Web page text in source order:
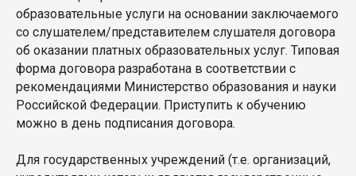
образовательные услуги на основании заключаемого
со слушателем/представителем слушателя договора
об оказании платных образовательных услуг. Типовая
форма договора разработана в соответствии с
рекомендациями Министерство образования и науки
Российской Федерации. Приступить к обучению
можно в день подписания договора.
Для государственных учреждений (т.е. организаций,